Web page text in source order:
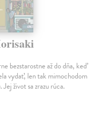
bezstarostne až do dňa, keď
vydať, len tak mimochodom
Jej život sa zrazu rúca.